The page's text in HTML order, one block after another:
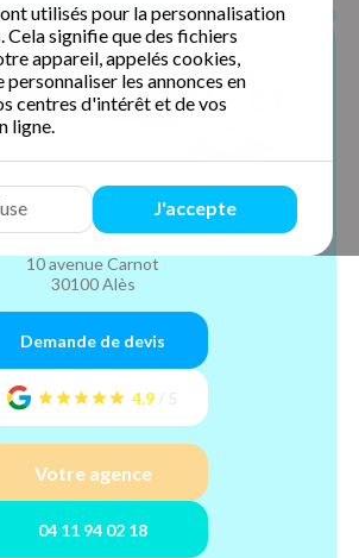
utilisés pour la personnalisation
Cela signifie que des fichiers
appareil, appelés cookies,
les annonces en
centres d'intérêt et de vos
ligne.
J'accepte
Centre Services
Alès
10 avenue Carnot
30100 Alès
Demande de devis
4.9
Votre agence
04 11 94 02 18